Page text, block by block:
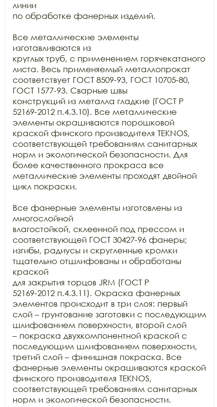
линии
по обработке фанерных изделий.
Все металлические элементы
изготавливаются из
круглых труб, с применением горячекатаного
листа. Весь применяемый металлопрокат
соответствует ГОСТ 8509-93, ГОСТ 10705-80,
ГОСТ 1577-93. Сварные швы
конструкций из металла гладкие (ГОСТ Р
52169-2012 п.4.3.10). Все металлические
элементы окрашиваются порошковой
краской финского производителя TEKNOS,
соответствующей требованиям санитарных
норм и экологической безопасности. Для
более качественного прокраса все
металлические элементы проходят двойной
цикл покраски.
Все фанерные элементы изготовлены из
многослойной
влагостойкой, склеенной под прессом и
соответствующей ГОСТ 30427-96 фанеры;
изгибы, радиусы и скругленные кромки
тщательно отшлифованы и обработаны
краской
для закрытия торцов JRM (ГОСТ Р
52169-2012 п.4.3.11). Окраска фанерных
элементов происходит в три слоя: первый
слой – грунтование заготовки с последующим
шлифованием поверхности, второй слой
– покраска двухкомпонентной краской с
последующим шлифованием поверхности,
третий слой – финишная покраска. Все
фанерные элементы окрашиваются краской
финского производителя TEKNOS,
соответствующей требованиям санитарных
норм и экологической безопасности.